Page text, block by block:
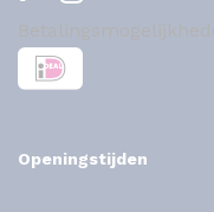
Openingstijden